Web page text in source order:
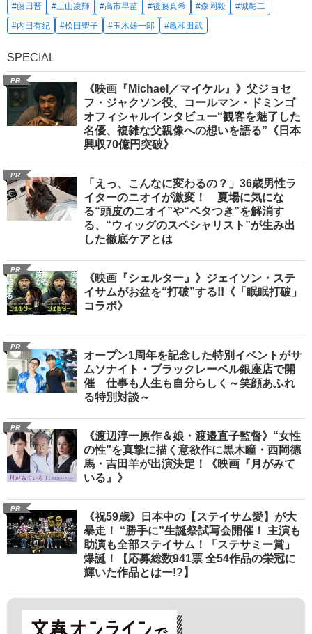
#藤田晋 #三山凌輝 #高市早苗 #後藤真希 #森岡毅
#城彰二
#内田有紀
#松田聖子 #玉木雄一郎 #亀和田武
SPECIAL
PR
《映画『Michael／マイケル』》父ジョセ
フ・ジャクソン役、コールマン・ドミンゴ
オフィシャルインタビュー“観客を魅了した
名優、複雑な父親像への想いを語る”《日本
興収70億円突破》
PR
「えっ、こんなに変わるの？」36歳男性ラ
イターのニオイが激変！ 夏場に気にな
る“頭皮のニオイ”や“ベタつき”を解消す
る、“ウィッグのスペシャリスト”が生み出
した徹底ケアとは
PR
《映画『シェルター』》ジェイソン・ステ
イサムがお盆を“打破”する!!《「眠眠打破」
コラボ》
PR
オープン1周年を記念した特別イベントがサ
ムソナイト・ブラックレーベル銀座店で開
催 仕事も人生も自分らしく～笑顔あふれ
る特別対談～
PR
《渡辺淳一原作＆娘・渡邉直子監督》“女性
の性”を真摯に描く意欲作に黒木瞳・西岡德
馬・吉田羊が出演決定！《映画『月がみて
いる』》
PR
《祝59歳》日本中の【ステイサム愛】が大
暴走！ “勝手に”生誕祭試写会開催！ 主演も
助演も全部ステイサム！「ステサミー賞」
爆誕！【応募総数941票 全54作品の栄冠に
輝いた作品とはー!?】